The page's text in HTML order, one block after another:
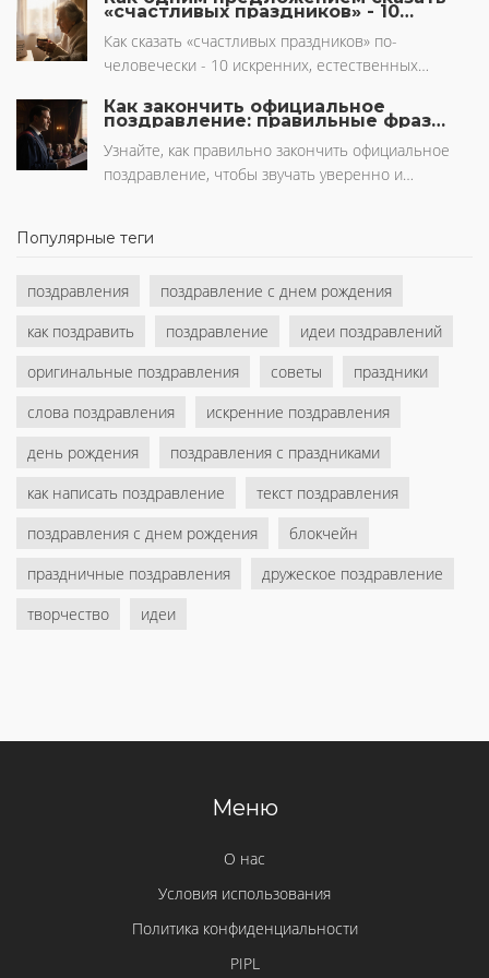
«счастливых праздников» - 10
русском
Как сказать «счастливых праздников» по-
человечески - 10 искренних, естественных
формальностей - только тепло и внимание.
Как закончить официальное
поздравление: правильные фразы
Узнайте, как правильно закончить официальное
поздравление, чтобы звучать уверенно и
Популярные теги
поздравления
поздравление с днем рождения
как поздравить
поздравление
идеи поздравлений
оригинальные поздравления
советы
праздники
слова поздравления
искренние поздравления
день рождения
поздравления с праздниками
как написать поздравление
текст поздравления
поздравления с днем рождения
блокчейн
праздничные поздравления
дружеское поздравление
творчество
идеи
Меню
О нас
Условия использования
Политика конфиденциальности
PIPL